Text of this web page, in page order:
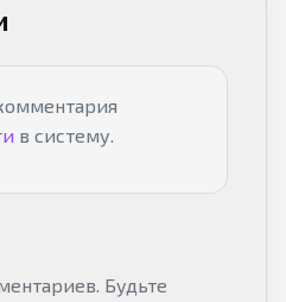
в систему.
Будьте